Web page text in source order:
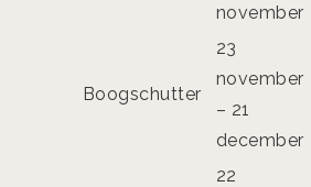
november
Boogschutter
23
november
– 21
december
22